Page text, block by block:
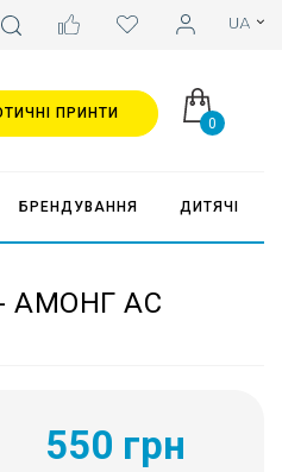
0
БРЕНДУВАННЯ ДИТЯЧІ
ПРИНТИ
АМОНГ АС
550 грн